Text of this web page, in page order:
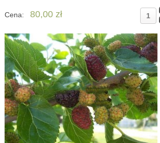
Cena: 80,00 zł